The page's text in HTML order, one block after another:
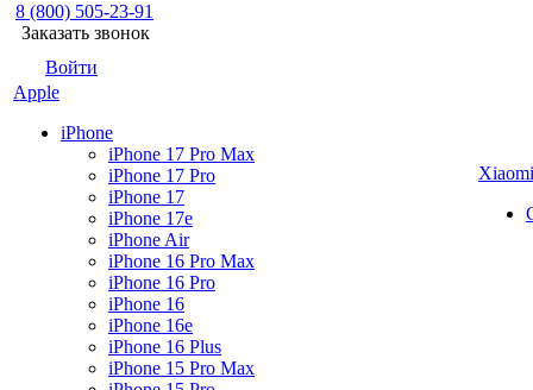
8 (800) 505-23-91
Заказать звонок
Войти
Apple
iPhone
iPhone 17 Pro Max
iPhone 17 Pro
iPhone 17
iPhone 17e
iPhone Air
iPhone 16 Pro Max
iPhone 16 Pro
iPhone 16
iPhone 16e
iPhone 16 Plus
iPhone 15 Pro Max
Xiaomi